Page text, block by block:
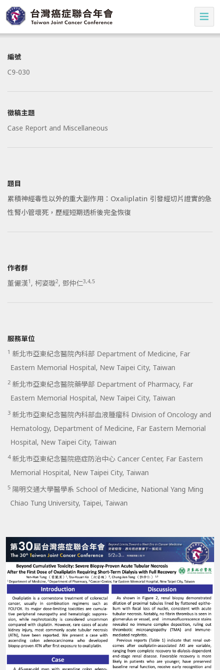
編號
C9-030
徵稿主題
Case Report and Miscellaneous
題目
累積神經毒性以外的重大副作用：Oxaliplatin 引發經切片證實的急
性腎小管壞死，歷經短期透析後完全恢復
作者群
董儼漢1 , 柯姿璇2, 鄧仲仁3,4,5
服務單位
1 新北市亞東紀念醫院內科部 Department of Medicine, Far
Eastern Memorial Hospital, New Taipei City, Taiwan
2新北市亞東紀念醫院藥學部 Department of Pharmacy, Far
Eastern Memorial Hospital, New Taipei City, Taiwan
3 新北市亞東紀念醫院內科部血液腫瘤科 Division of Oncology and
Hematology, Department of Medicine, Far Eastern Memorial
Hospital, New Taipei City, Taiwan
4新北市亞東紀念醫院癌症防治中心 Cancer Center, Far Eastern
Memorial Hospital, New Taipei City, Taiwan
5 陽明交通大學醫學系 School of Medicine, National Yang Ming
Chiao Tung University, Taipei, Taiwan